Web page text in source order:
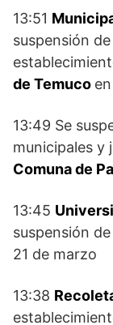
13:51
suspensión
de Temuco
13:49 Se
municipales y
Comuna de
13:45
suspensión
21 de marzo
13:38